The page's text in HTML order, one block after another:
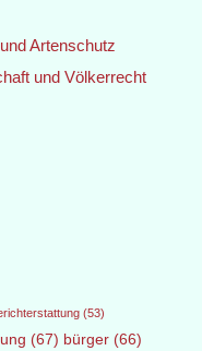
Artenschutz
und Völkerrecht
(53)
(67) bürger (66)